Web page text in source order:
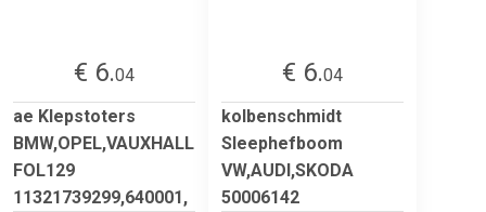
€ 6.04
ae Klepstoters
BMW,OPEL,VAUXHALL
FOL129
11321739299,640001,
€ 6.04
kolbenschmidt
Sleephefboom
VW,AUDI,SKODA
50006142